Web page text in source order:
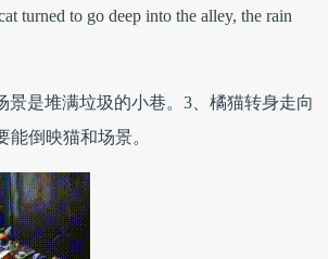
turned to go deep into the alley, the rain
景是堆满垃圾的小巷。3、橘猫转身走向
倒映猫和场景。